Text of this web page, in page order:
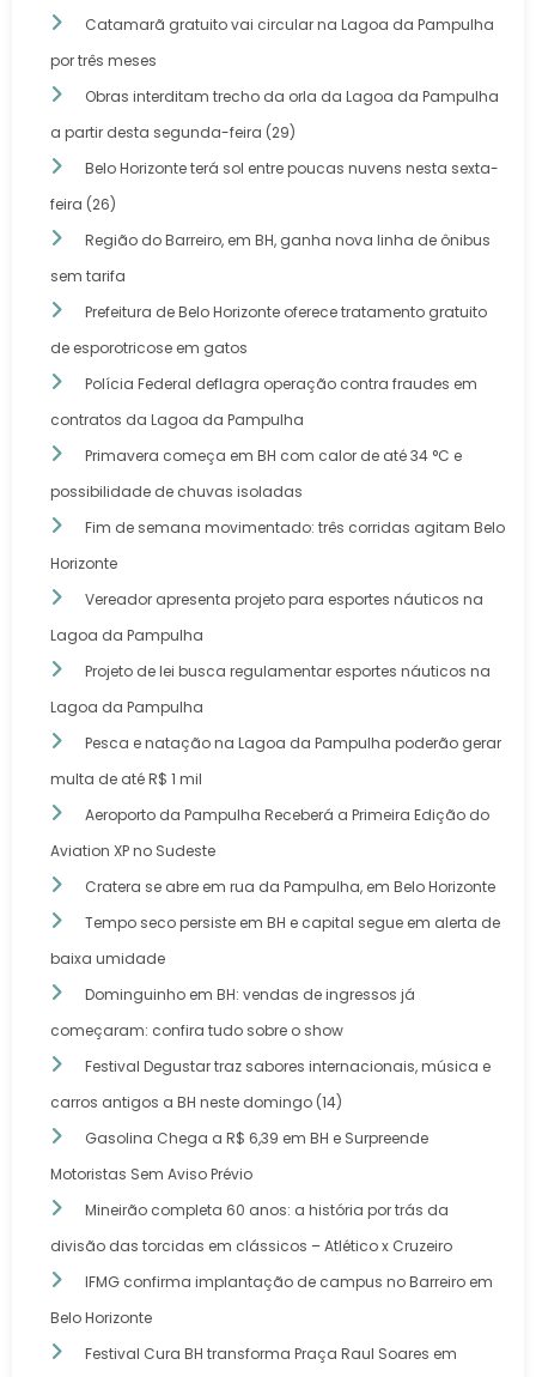
Catamarã gratuito vai circular na Lagoa da Pampulha
por três meses
Obras interditam trecho da orla da Lagoa da Pampulha
a partir desta segunda-feira (29)
Belo Horizonte terá sol entre poucas nuvens nesta sexta-
feira (26)
Região do Barreiro, em BH, ganha nova linha de ônibus
sem tarifa
Prefeitura de Belo Horizonte oferece tratamento gratuito
de esporotricose em gatos
Polícia Federal deflagra operação contra fraudes em
contratos da Lagoa da Pampulha
Primavera começa em BH com calor de até 34 °C e
possibilidade de chuvas isoladas
Fim de semana movimentado: três corridas agitam Belo
Horizonte
Vereador apresenta projeto para esportes náuticos na
Lagoa da Pampulha
Projeto de lei busca regulamentar esportes náuticos na
Lagoa da Pampulha
Pesca e natação na Lagoa da Pampulha poderão gerar
multa de até R$ 1 mil
Aeroporto da Pampulha Receberá a Primeira Edição do
Aviation XP no Sudeste
Cratera se abre em rua da Pampulha, em Belo Horizonte
Tempo seco persiste em BH e capital segue em alerta de
baixa umidade
Dominguinho em BH: vendas de ingressos já
começaram: confira tudo sobre o show
Festival Degustar traz sabores internacionais, música e
carros antigos a BH neste domingo (14)
Gasolina Chega a R$ 6,39 em BH e Surpreende
Motoristas Sem Aviso Prévio
Mineirão completa 60 anos: a história por trás da
divisão das torcidas em clássicos – Atlético x Cruzeiro
IFMG confirma implantação de campus no Barreiro em
Belo Horizonte
Festival Cura BH transforma Praça Raul Soares em